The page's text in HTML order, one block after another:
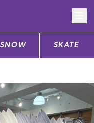
SNOW SKATE